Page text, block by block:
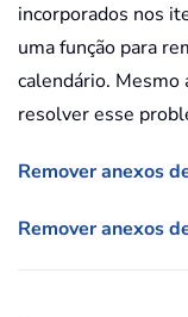
incorporados nos
uma função para
calendário. Mesmo
resolver esse
Remover anexos
Remover anexos